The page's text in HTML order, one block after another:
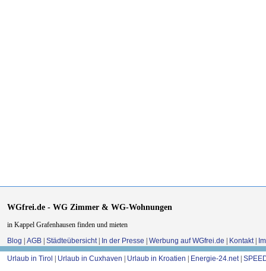
WGfrei.de - WG Zimmer & WG-Wohnungen
in Kappel Grafenhausen finden und mieten
Blog | AGB | Städteübersicht | In der Presse | Werbung auf WGfrei.de | Kontakt |
Urlaub in Tirol | Urlaub in Cuxhaven | Urlaub in Kroatien | Energie-24.net|